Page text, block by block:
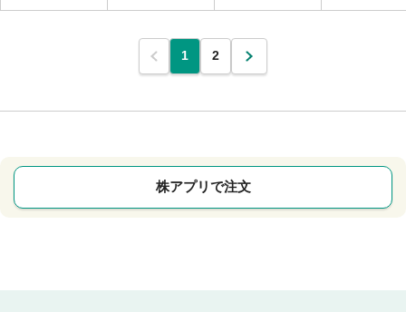
1 2
株アプリで注文